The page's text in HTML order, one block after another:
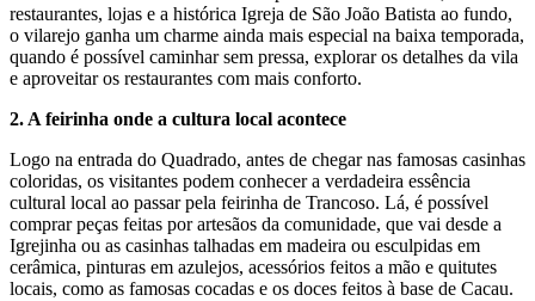
restaurantes, lojas e a histórica Igreja de São João Batista ao fundo,
o vilarejo ganha um charme ainda mais especial na baixa temporada,
quando é possível caminhar sem pressa, explorar os detalhes da vila
e aproveitar os restaurantes com mais conforto.
2. A feirinha onde a cultura local acontece
Logo na entrada do Quadrado, antes de chegar nas famosas casinhas
coloridas, os visitantes podem conhecer a verdadeira essência
cultural local ao passar pela feirinha de Trancoso. Lá, é possível
comprar peças feitas por artesãos da comunidade, que vai desde a
Igrejinha ou as casinhas talhadas em madeira ou esculpidas em
cerâmica, pinturas em azulejos, acessórios feitos a mão e quitutes
locais, como as famosas cocadas e os doces feitos à base de Cacau.